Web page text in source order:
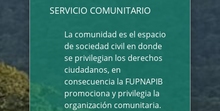
SERVICIO COMUNITARIO
La comunidad es el espacio
de sociedad civil en donde
se privilegian los derechos
ciudadanos, en
consecuencia la FUPNAPIB
promociona y privilegia la
organización comunitaria.